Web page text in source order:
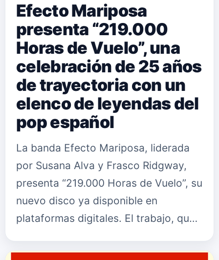
Efecto Mariposa
presenta “219.000
Horas de Vuelo”, una
celebración de 25 años
de trayectoria con un
elenco de leyendas del
pop español
La banda Efecto Mariposa, liderada
por Susana Alva y Frasco Ridgway,
presenta “219.000 Horas de Vuelo”, su
nuevo disco ya disponible en
plataformas digitales. El trabajo, que
trayectoria, no es un recopilatorio…